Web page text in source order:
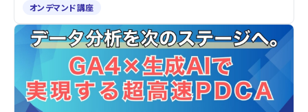
オンデマンド講座